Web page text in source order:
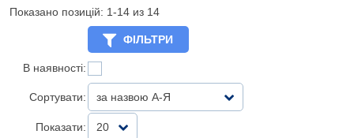
Показано позицій: 1-14 из 14
ФІЛЬТРИ
В наявності:
Сортувати: за назвою А-Я
Показати: 20